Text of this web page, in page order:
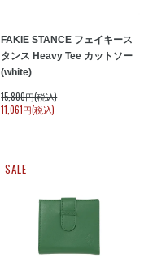
FAKIE STANCE フェイキース
タンス Heavy Tee カットソー
(white)
15,800円(税込)
11,061円(税込)
SALE